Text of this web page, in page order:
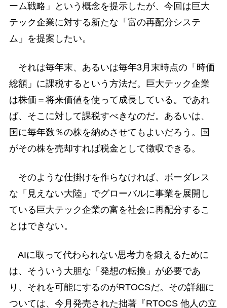
ーム戦略」という概念を提示したが、今回は巨大
テック企業に対する新たな「富の再配分システ
ム」を提案したい。
それは毎年末、あるいは毎年3月末時点の「時価
総額」に課税するという方法だ。巨大テック企業
は株価＝将来価値を使って成長している。であれ
ば、そこに対して課税すべきなのだ。あるいは、
国に毎年数％の株を納めさせてもよいだろう。国
がその株を売却すれば税金として徴収できる。
そのような仕掛けを作らなければ、ボーダレス
な「見えない大陸」でグローバルに事業を展開し
ている巨大テック企業の富を社会に再配分するこ
とはできない。
AIに取って代わられない思考力を鍛えるために
は、そういう大胆な「発想の転換」が必要であ
り、それを可能にするのがRTOCSだ。その詳細に
ついては、今月発売された拙著『RTOCS 他人の立